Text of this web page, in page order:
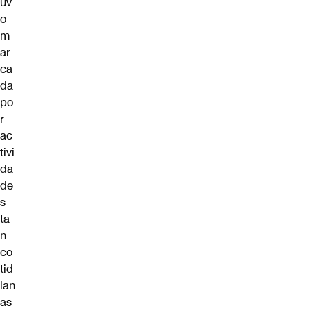
o
m
ar
ca
da
po
r
ac
tivi
da
de
s
ta
n
co
tid
ian
as